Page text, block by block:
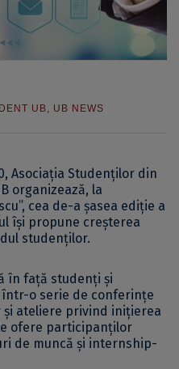
UB, UB NEWS
Asociația Studenților din
organizează, la
cea de-a șasea ediție a
își propune creșterea
studenților.
în față studenți și
o serie de conferințe
ateliere privind inițierea
ofere participanților
de muncă și internship-